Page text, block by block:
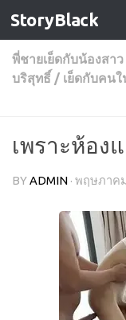
Skip to content
StoryBlack
พี่ชายเย็ดกับน้องสาว
บริสุทธิ์ / เย็ดกับคน
เพราะห้อง
BYADMIN · พฤษภาคม